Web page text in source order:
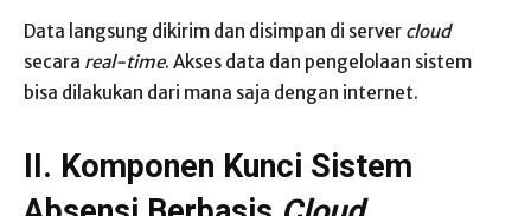
Data langsung dikirim dan disimpan di server cloud
secara real-time. Akses data dan pengelolaan sistem
bisa dilakukan dari mana saja dengan internet.
II. Komponen Kunci Sistem